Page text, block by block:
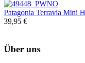
Patagonia Terravia Mini
39,95 €
Über uns